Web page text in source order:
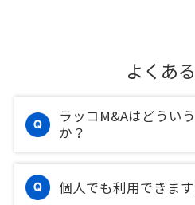
よくあ
ラッコM&Aはどうい
か？
個人でも利用できま